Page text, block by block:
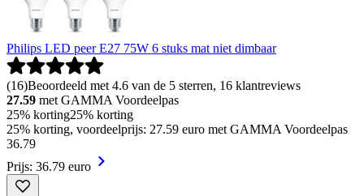
Philips LED peer E27 75W 6 stuks mat niet dimbaar
(16)Beoordeeld met 4.6 van de 5 sterren, 16 klantreviews
27.59 met GAMMA Voordeelpas
25% korting25% korting
25% korting, voordeelprijs: 27.59 euro met GAMMA Voordeelpas
36.79
Prijs: 36.79 euro